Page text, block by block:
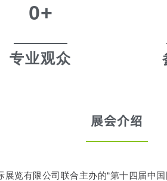
0+
专业观众
展会介绍
览有限公司联合主办的“第十四届中